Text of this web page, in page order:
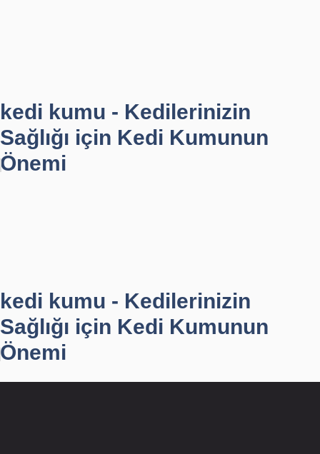
kedi kumu - Kedilerinizin
Sağlığı için Kedi Kumunun
Önemi
kedi kumu - Kedilerinizin
Sağlığı için Kedi Kumunun
Önemi